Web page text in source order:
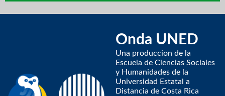
Onda UNED
Una produccion de la
Escuela de Ciencias Sociales
y Humanidades de la
Universidad Estatal a
Distancia de Costa Rica